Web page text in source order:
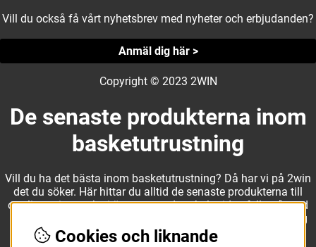
Vill du också få vårt nyhetsbrev med nyheter och erbjudanden?
Anmäl dig här >
Copyright © 2023 2WIN
De senaste produkterna inom
basketutrustning
Vill du ha det bästa inom basketutrustning? Då har vi på 2win
det du söker. Här hittar du alltid de senaste produkterna till
otroliga priser, och vi är noga med att hela tiden fylla på med
nyheter i webbshopen. Det gör oss till ett naturligt val för dig
som vill ha utrustning som överträffar alla andra märken.
Cookies och liknande